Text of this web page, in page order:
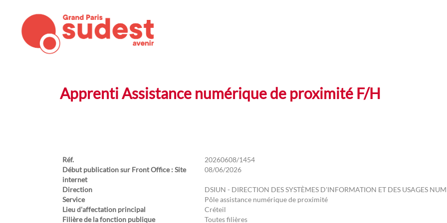
Apprenti Assistance numérique de proximité F/H
Réf.
20260608/1454
Début publication sur Front Office : Site
internet
08/06/2026
Direction
DSIUN - DIRECTION DES SYSTÈMES D'INFORMATION ET DES USAGES
Service
Pôle assistance numérique de proximité
Lieu d'affectation principal
Créteil
Filière de la fonction publique
Toutes filières